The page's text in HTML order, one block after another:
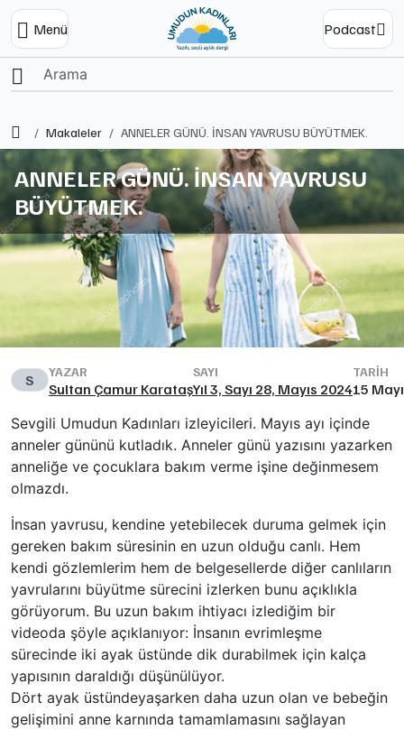
Menü Podcast
Ana SayfaMakaleler ANNELER GÜNÜ. İNSAN YAVRUSU BÜYÜTMEK.
ANNELER GÜNÜ. İNSAN YAVRUSU
BÜYÜTMEK.
S YAZAR
Sultan Çamur Karataş
SAYI
Yıl 3, Sayı 28, Mayıs 2024
TARIH
15
Sevgili Umudun Kadınları izleyicileri. Mayıs ayı içinde
anneler gününü kutladık. Anneler günü yazısını yazarken
anneliğe ve çocuklara bakım verme işine değinmesem
olmazdı.
İnsan yavrusu, kendine yetebilecek duruma gelmek için
gereken bakım süresinin en uzun olduğu canlı. Hem
kendi gözlemlerim hem de belgesellerde diğer canlıların
yavrularını büyütme sürecini izlerken bunu açıklıkla
görüyorum. Bu uzun bakım ihtiyacı izlediğim bir
videoda şöyle açıklanıyor: İnsanın evrimleşme
sürecinde iki ayak üstünde dik durabilmek için kalça
yapısının daraldığı düşünülüyor.
Dört ayak üstündeyaşarken daha uzun olan ve bebeğin
gelişimini anne karnında tamamlamasını sağlayan